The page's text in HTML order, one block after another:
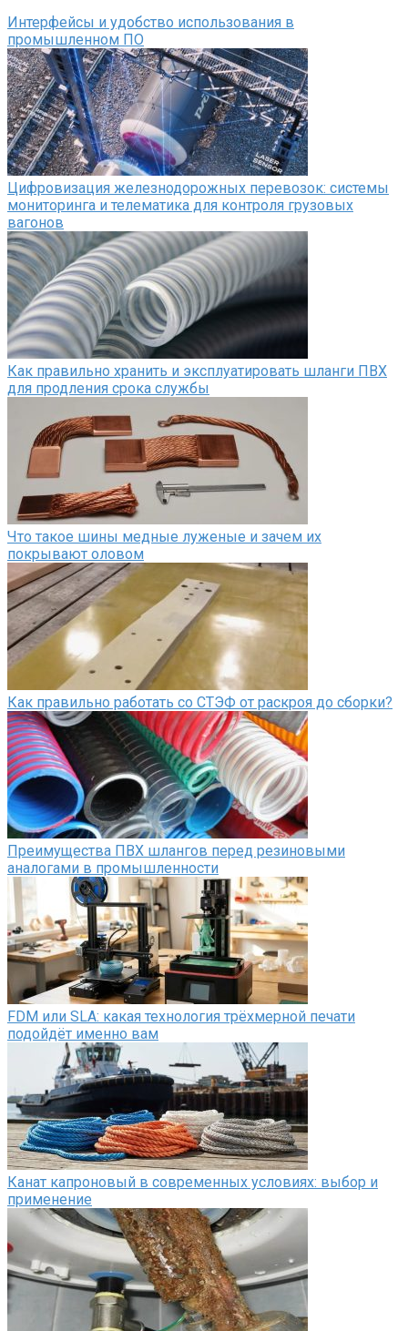
Интерфейсы и удобство использования в
промышленном ПО
Цифровизация железнодорожных перевозок: системы
мониторинга и телематика для контроля грузовых
вагонов
Как правильно хранить и эксплуатировать шланги ПВХ
для продления срока службы
Что такое шины медные луженые и зачем их
покрывают оловом
Как правильно работать со СТЭФ от раскроя до сборки?
Преимущества ПВХ шлангов перед резиновыми
аналогами в промышленности
FDM или SLA: какая технология трёхмерной печати
подойдёт именно вам
Канат капроновый в современных условиях: выбор и
применение